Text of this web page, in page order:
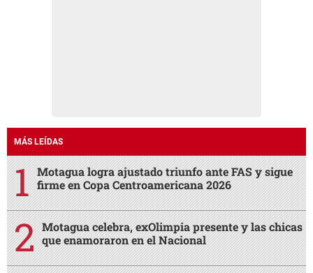
MÁS LEÍDAS
Motagua logra ajustado triunfo ante FAS y sigue
firme en Copa Centroamericana 2026
Motagua celebra, exOlimpia presente y las chicas
que enamoraron en el Nacional